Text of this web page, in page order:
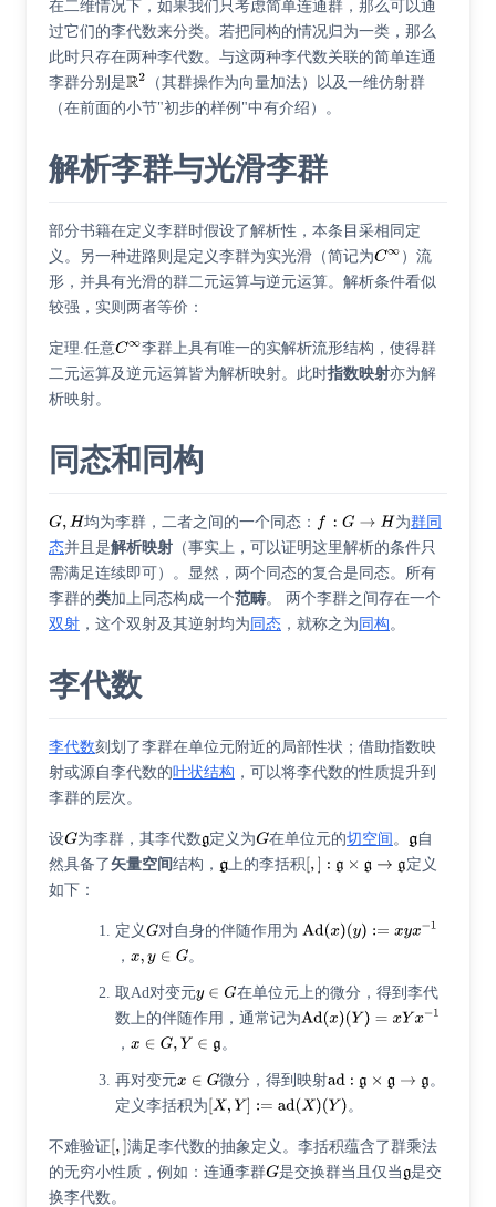
在二维情况下，如果我们只考虑简单连通群，那么可以通
过它们的李代数来分类。若把同构的情况归为一类，那么
此时只存在两种李代数。与这两种李代数关联的简单连通
李群分别是
（其群操作为向量加法）以及一维仿射群
（在前面的小节"初步的样例"中有介绍）。
解析李群与光滑李群
部分书籍在定义李群时假设了解析性，本条目采相同定
义。另一种进路则是定义李群为实光滑（简记为
）流
形，并具有光滑的群二元运算与逆元运算。解析条件看似
较强，实则两者等价：
定理.任意
李群上具有唯一的实解析流形结构，使得群
二元运算及逆元运算皆为解析映射。此时指数映射亦为解
析映射。
同态和同构
均为李群，二者之间的一个同态： 为群同
态并且是解析映射 （事实上，可以证明这里解析的条件只
需满足连续即可）。显然，两个同态的复合是同态。所有
李群的类加上同态构成一个范畴。 两个李群之间存在一个
双射 ，这个双射及其逆射均为 同态 ，就称之为 同构 。
李代数
李代数刻划了李群在单位元附近的局部性状；借助指数映
射或源自李代数的 叶状结构 ，可以将李代数的性质提升到
李群的层次。
设 为李群，其李代数 定义为 在单位元的切空间 。
自
然具备了矢量空间结构， 上的李括积
定义
如下：
定义
对自身的伴随作用为
，
。
取Ad对变元
在单位元上的微分，得到李代
数上的伴随作用，通常记为
，
。
再对变元 微分，得到映射
。
定义李括积为
。
不难验证
满足李代数的抽象定义。李括积蕴含了群乘法
的无穷小性质，例如：连通李群
是交换群当且仅当
是交
换李代数。